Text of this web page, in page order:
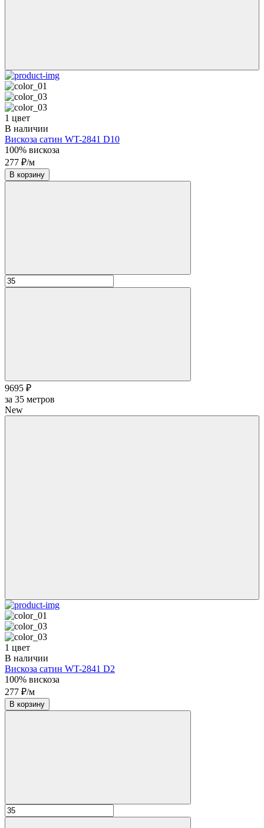
1 цвет
В наличии
Вискоза сатин WT-2841 D10
100% вискоза
277 ₽/м
В корзину
9695 ₽
за 35 метров
New
1 цвет
В наличии
Вискоза сатин WT-2841 D2
100% вискоза
277 ₽/м
В корзину